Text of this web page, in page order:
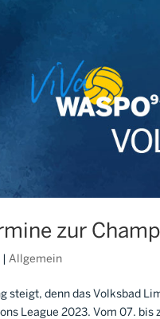
zur
|Allgemein
steigt, denn das Volksbad
League 2023. Vom 07.